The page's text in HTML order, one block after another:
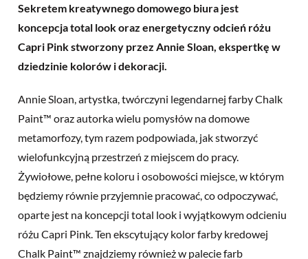
Sekretem kreatywnego domowego biura jest
koncepcja total look oraz energetyczny odcień różu
Capri Pink stworzony przez Annie Sloan, ekspertkę w
dziedzinie kolorów i dekoracji.
Annie Sloan, artystka, twórczyni legendarnej farby Chalk
Paint™ oraz autorka wielu pomysłów na domowe
metamorfozy, tym razem podpowiada, jak stworzyć
wielofunkcyjną przestrzeń z miejscem do pracy.
Żywiołowe, pełne koloru i osobowości miejsce, w którym
będziemy równie przyjemnie pracować, co odpoczywać,
oparte jest na koncepcji total look i wyjątkowym odcieniu
różu Capri Pink. Ten ekscytujący kolor farby kredowej
Chalk Paint™ znajdziemy również w palecie farb